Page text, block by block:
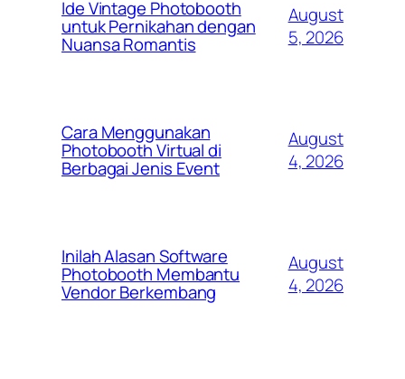
Ide Vintage Photobooth
untuk Pernikahan dengan
Nuansa Romantis
August
5, 2026
Cara Menggunakan
Photobooth Virtual di
Berbagai Jenis Event
August
4, 2026
Inilah Alasan Software
Photobooth Membantu
Vendor Berkembang
August
4, 2026